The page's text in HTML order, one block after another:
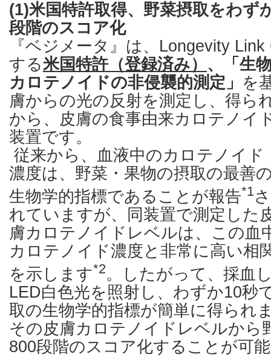
(1)米国特許取得、野菜摂取をわず
段階のスコア化
『ベジメータ』は、Longevity
する米国特許（登録済み） 、「生
カロテノイドの非侵襲的測定」 を
膚からの光の反射を測定し、得ら
から、皮膚の食事由来カロテノイ
装置です。
従来から、血液中のカロテノイド
濃度は、野菜・果物の摂取の最善
生物学的指標であることが報告*1さ
れていますが、同装置で測定した
膚カロテノイドレベルは、この血
カロテノイド濃度と非常に高い相
を示します*2。したがって、採血
LED白色光を照射し、わずか10秒
取の生物学的指標が簡単に得られ
その皮膚カロテノイドレベルから
800段階のスコア化することが可